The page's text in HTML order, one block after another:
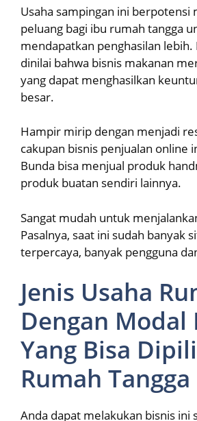
Usaha sampingan ini berpotensi
peluang bagi ibu rumah tangga
mendapatkan penghasilan lebih.
dinilai bahwa bisnis makanan
yang dapat menghasilkan
besar.
Hampir mirip dengan menjadi
cakupan bisnis penjualan online
Bunda bisa menjual produk
produk buatan sendiri lainnya.
Sangat mudah untuk
Pasalnya, saat ini sudah banyak
terpercaya, banyak pengguna
Jenis Usaha
Dengan Modal
Yang Bisa
Rumah Tangga
Anda dapat melakukan bisnis ini